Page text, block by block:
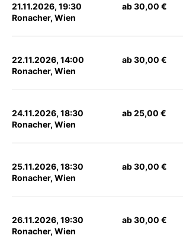
21.11.2026, 19:30
Ronacher, Wien
ab 30,00 €
22.11.2026, 14:00
Ronacher, Wien
ab 30,00 €
24.11.2026, 18:30
Ronacher, Wien
ab 25,00 €
25.11.2026, 18:30
Ronacher, Wien
ab 30,00 €
26.11.2026, 19:30
Ronacher, Wien
ab 30,00 €